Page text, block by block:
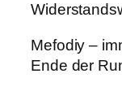
Mefodiy –
Ende der